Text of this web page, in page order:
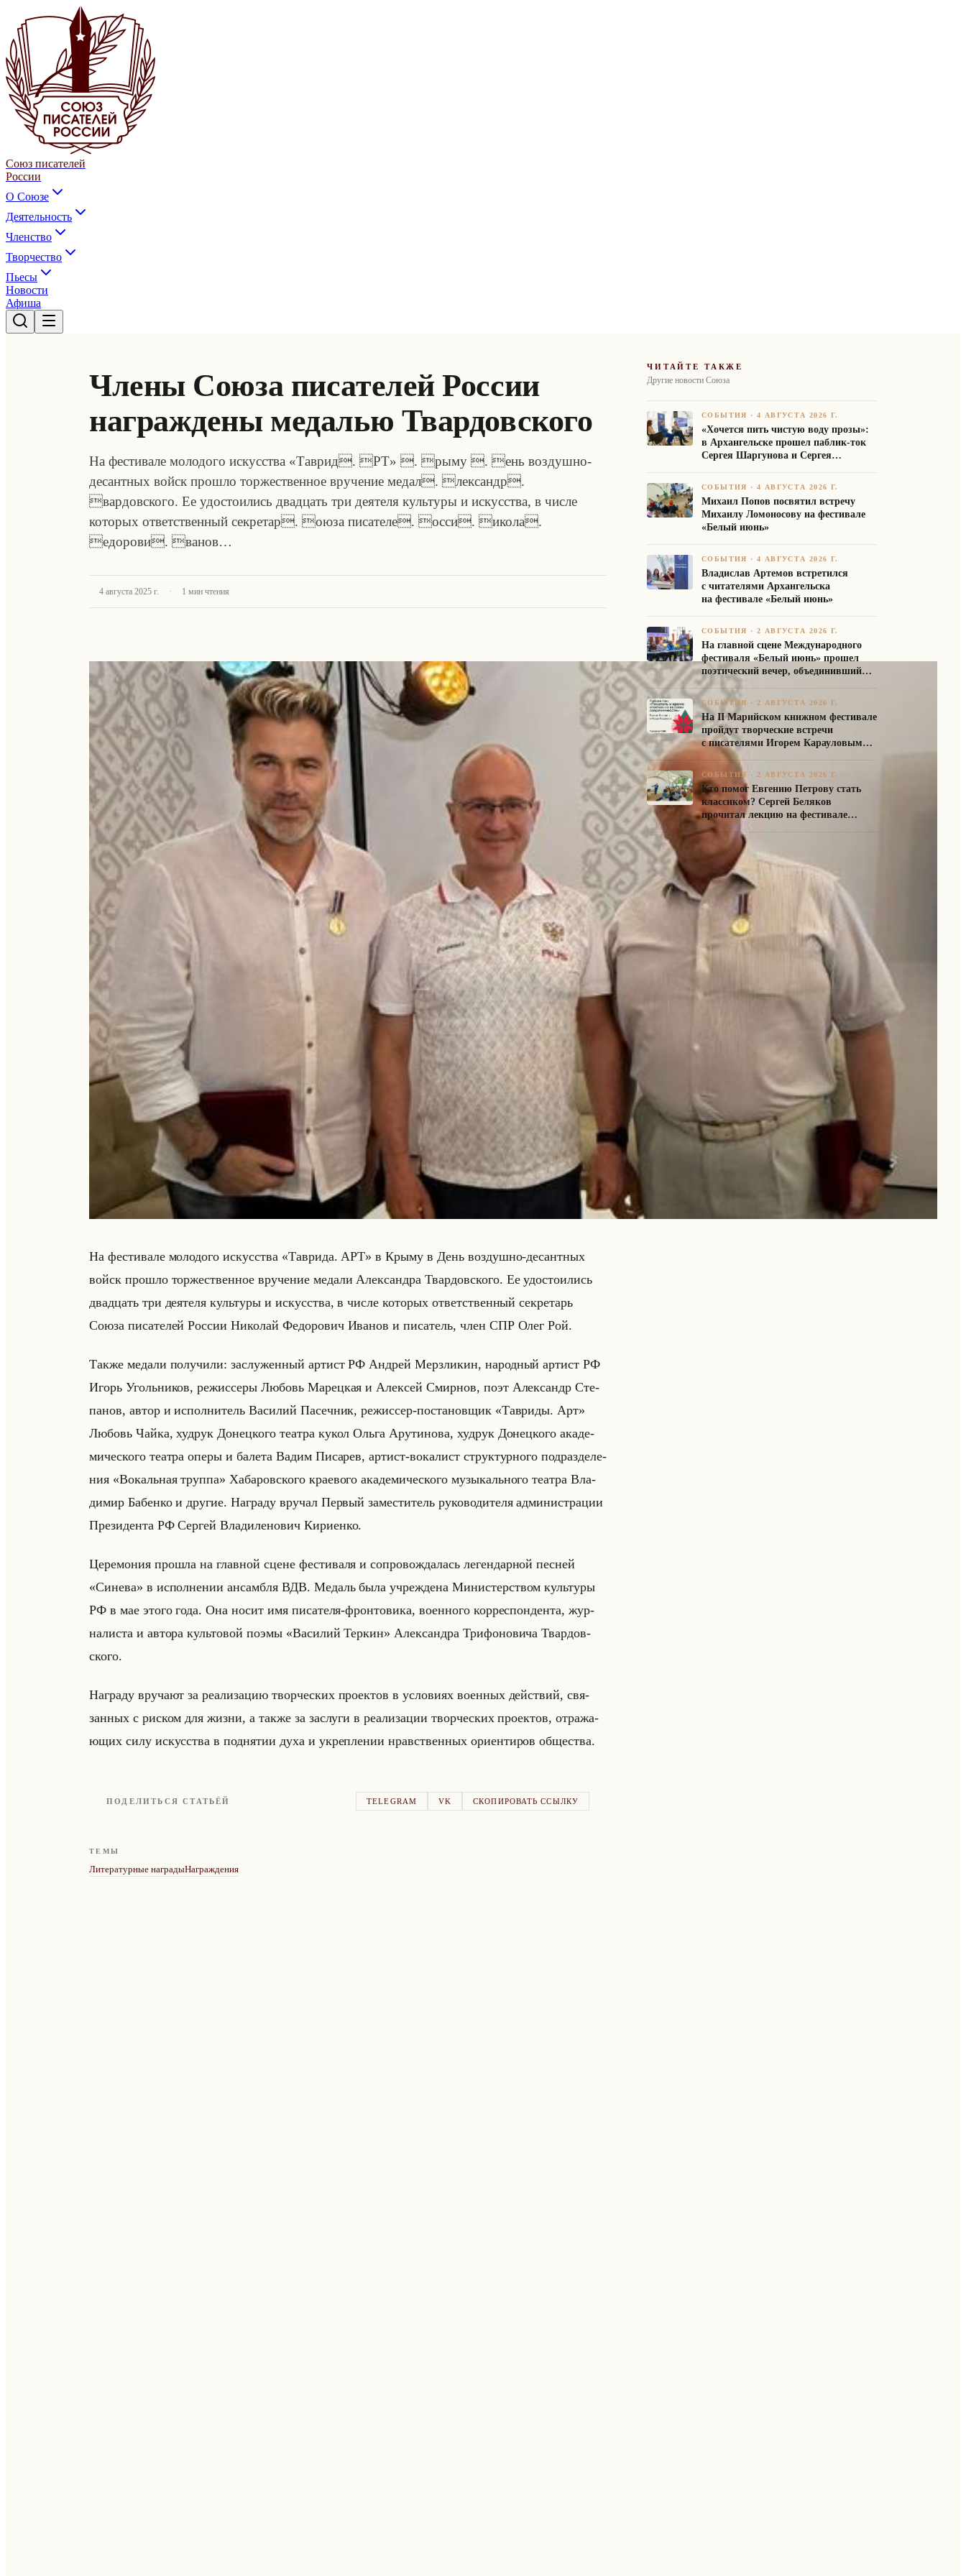
Союз писателей
России
О Союзе
Деятельность
Членство
Творчество
Пьесы
Новости
Афиша
Члены Союза писателей России
награждены медалью Твардовского
На фестивале молодого искусства «Таврид. РТ» . рыму . ень воздушно-
десантных войск прошло торжественное вручение медал. лександр.
вардовского. Ее удостоились двадцать три деятеля культуры и искусства, в числе
которых ответственный секретар. оюза писателе. осси. икола.
едорови. ванов…
4 августа 2025 г. · 1 мин чтения
На фе­сти­ва­ле мо­ло­до­го ис­кус­ства «Таврида. АРТ» в Крыму в День воз­душ­но-де­сант­ных
войск про­шло тор­же­ствен­ное вру­че­ние ме­да­ли Алек­сандра Твар­дов­ско­го. Ее удо­сто­ились
два­дцать три де­яте­ля культу­ры и ис­кус­ства, в числе ко­то­рых от­вет­ствен­ный сек­ре­тарь
Союза пи­са­те­лей Рос­сии Ни­ко­лай Фе­до­ро­вич Ива­нов и пи­са­тель, член СПР Олег Рой.
Также ме­да­ли по­лу­чи­ли: за­слу­жен­ный ар­тист РФ Ан­дрей Мерз­ли­кин, на­род­ный ар­тист РФ
Игорь Угольни­ков, ре­жис­се­ры Лю­бовь Ма­рец­кая и Алек­сей Смир­нов, поэт Алек­сандр Сте­
па­нов, автор и ис­пол­ни­тель Ва­си­лий Па­сеч­ник, ре­жис­сер-по­ста­нов­щик «Тавриды. Арт»
Лю­бовь Чайка, худрук До­нец­ко­го те­ат­ра кукол Ольга Ару­ти­но­ва, худрук До­нец­ко­го ака­де­
ми­че­ско­го те­ат­ра оперы и ба­ле­та Вадим Пи­са­рев, ар­тист-во­ка­лист струк­тур­но­го под­раз­де­ле­
ния «Вокальная труппа» Ха­ба­ров­ско­го кра­ево­го ака­де­ми­че­ско­го му­зы­кально­го те­ат­ра Вла­
ди­мир Ба­бен­ко и дру­гие. На­гра­ду вру­чал Пер­вый за­ме­сти­тель ру­ко­во­ди­те­ля ад­ми­ни­стра­ции
Пре­зи­ден­та РФ Сер­гей Вла­ди­ле­но­вич Ки­ри­ен­ко.
Це­ре­мо­ния про­шла на глав­ной сцене фе­сти­ва­ля и со­про­вож­да­лась ле­ген­дар­ной пес­ней
«Синева» в ис­пол­не­нии ан­сам­бля ВДВ. Ме­даль была учре­жде­на Ми­ни­стер­ством культу­ры
РФ в мае этого года. Она носит имя пи­са­те­ля-фрон­то­ви­ка, во­ен­но­го кор­ре­спон­ден­та, жур­
на­ли­ста и ав­то­ра культо­вой поэмы «Василий Теркин» Алек­сандра Три­фо­но­ви­ча Твар­дов­
ско­го.
На­гра­ду вру­ча­ют за ре­али­за­цию твор­че­ских про­ек­тов в усло­ви­ях во­ен­ных действий, свя­
зан­ных с риском для жизни, а также за за­слу­ги в ре­али­за­ции твор­че­ских про­ек­тов, от­ра­жа­
ющих силу ис­кус­ства в под­ня­тии духа и укреп­ле­нии нрав­ствен­ных ори­ен­ти­ров об­ще­ства.
ПОДЕЛИТЬСЯ СТАТЬЁЙ TELEGRAM VK СКОПИРОВАТЬ ССЫЛКУ
ТЕМЫ
Литературные наградыНаграждения
ЧИТАЙТЕ ТАКЖЕ
Другие новости Союза
СОБЫТИЯ ·4 АВГУСТА 2026 Г.
«Хочется пить чистую воду прозы»:
в Архангельске прошел паблик-ток
Сергея Шаргунова и Сергея
СОБЫТИЯ ·4 АВГУСТА 2026 Г.
Михаил Попов посвятил встречу
Михаилу Ломоносову на фестивале
«Белый июнь»
СОБЫТИЯ ·4 АВГУСТА 2026 Г.
Владислав Артемов встретился
с читателями Архангельска
на фестивале «Белый июнь»
СОБЫТИЯ ·2 АВГУСТА 2026 Г.
На главной сцене Международного
фестиваля «Белый июнь» прошел
поэтический вечер, объединивший
авторов Союза писателей России
СОБЫТИЯ ·2 АВГУСТА 2026 Г.
На II Марийском книжном фестивале
пройдут творческие встречи
с писателями Игорем Карауловым
и Платоном Бесединым
СОБЫТИЯ ·2 АВГУСТА 2026 Г.
Кто помог Евгению Петрову стать
классиком? Сергей Беляков
прочитал лекцию на фестивале
«Белый июнь»